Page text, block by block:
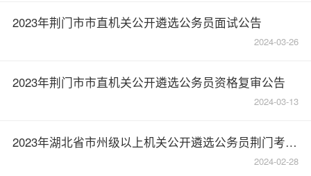
2023年荆门市市直机关公开遴选公务员面试公告
2024-03-26
2023年荆门市市直机关公开遴选公务员资格复审公告
2024-03-13
2023年湖北省市州级以上机关公开遴选公务员荆门考区笔试温馨提示
2024-02-28